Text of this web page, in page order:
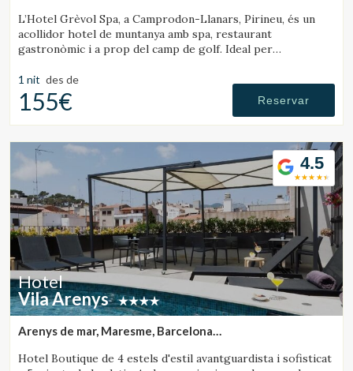
L’Hotel Grèvol Spa, a Camprodon-Llanars, Pirineu, és un
acollidor hotel de muntanya amb spa, restaurant
gastronòmic i a prop del camp de golf. Ideal per
1 nit des de
155€ Reservar
4.5
Hotel
Vila Arenys
Arenys de mar, Maresme, Barcelona
Hotel Boutique de 4 estels d'estil avantguardista i sofisticat